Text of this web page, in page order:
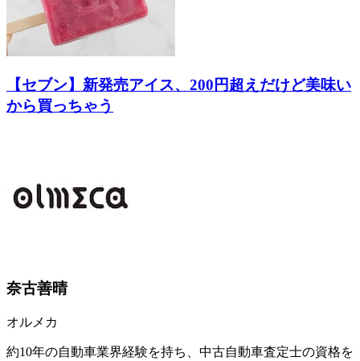
【セブン】新発売アイス、200円超えだけど美味い
から買っちゃう
奈古善晴
オルメカ
約10年の自動車業界経験を持ち、中古自動車査定士の資格を